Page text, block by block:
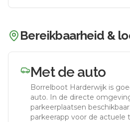
Bereikbaarheid &
Met de auto
Borrelboot Harderwijk is
auto. In de directe
parkeerplaatsen
parkeerapp voor de actuele